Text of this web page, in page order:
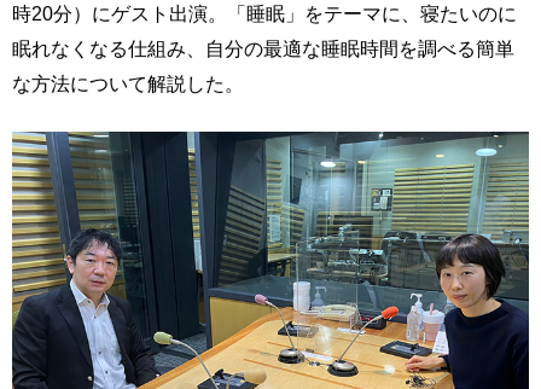
時20分）にゲスト出演。「睡眠」をテーマに、寝たいのに
眠れなくなる仕組み、自分の最適な睡眠時間を調べる簡単
な方法について解説した。